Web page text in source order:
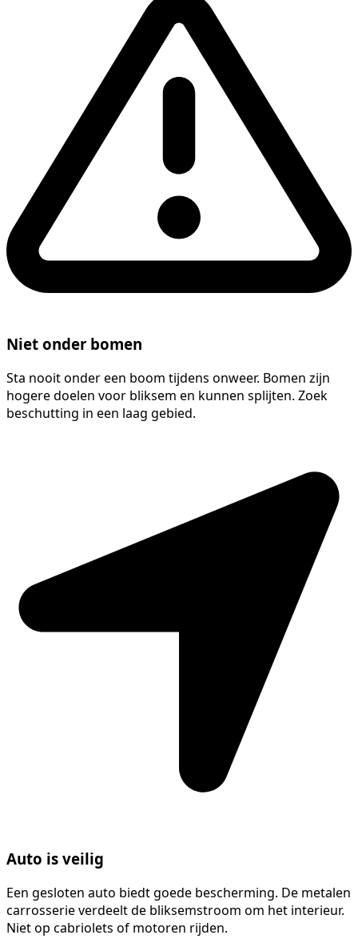
Niet onder bomen
Sta nooit onder een boom tijdens onweer. Bomen zijn
hogere doelen voor bliksem en kunnen splijten. Zoek
beschutting in een laag gebied.
Auto is veilig
Een gesloten auto biedt goede bescherming. De metalen
carrosserie verdeelt de bliksemstroom om het interieur.
Niet op cabriolets of motoren rijden.